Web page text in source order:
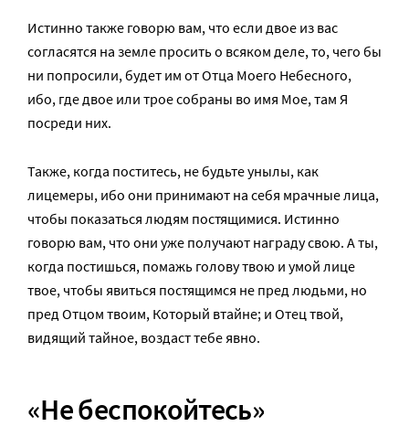
Истинно также говорю вам, что если двое из вас
согласятся на земле просить о всяком деле, то, чего бы
ни попросили, будет им от Отца Моего Небесного,
ибо, где двое или трое собраны во имя Мое, там Я
посреди них.
Также, когда поститесь, не будьте унылы, как
лицемеры, ибо они принимают на себя мрачные лица,
чтобы показаться людям постящимися. Истинно
говорю вам, что они уже получают награду свою. А ты,
когда постишься, помажь голову твою и умой лице
твое, чтобы явиться постящимся не пред людьми, но
пред Отцом твоим, Который втайне; и Отец твой,
видящий тайное, воздаст тебе явно.
«Не беспокойтесь»